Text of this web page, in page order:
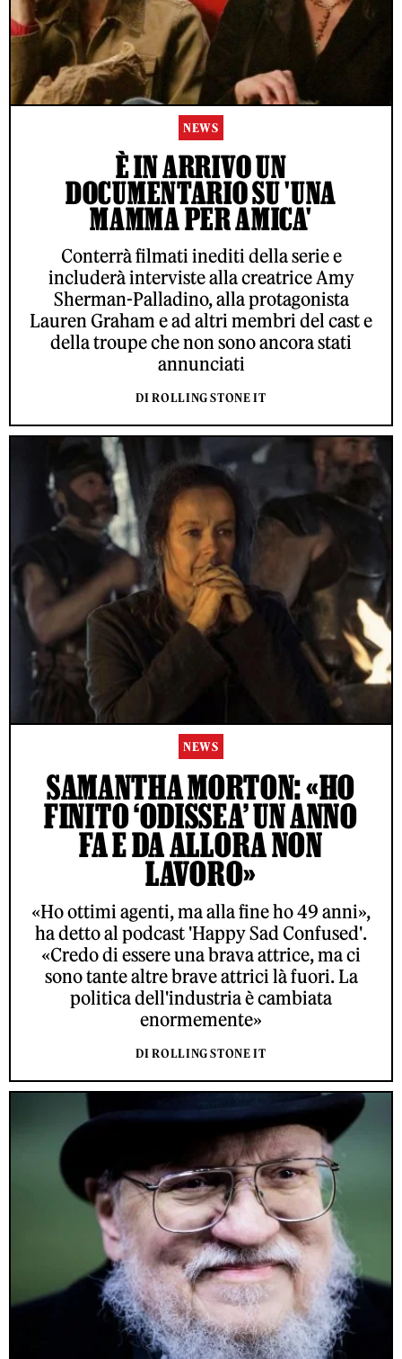
NEWS
È IN ARRIVO UN
DOCUMENTARIO SU 'UNA
MAMMA PER AMICA'
Conterrà filmati inediti della serie e
includerà interviste alla creatrice Amy
Sherman-Palladino, alla protagonista
Lauren Graham e ad altri membri del cast e
della troupe che non sono ancora stati
annunciati
DI ROLLING STONE IT
NEWS
SAMANTHA MORTON: «HO
FINITO ‘ODISSEA’ UN ANNO
FA E DA ALLORA NON
LAVORO»
«Ho ottimi agenti, ma alla fine ho 49 anni»,
ha detto al podcast 'Happy Sad Confused'.
«Credo di essere una brava attrice, ma ci
sono tante altre brave attrici là fuori. La
politica dell'industria è cambiata
enormemente»
DI ROLLING STONE IT